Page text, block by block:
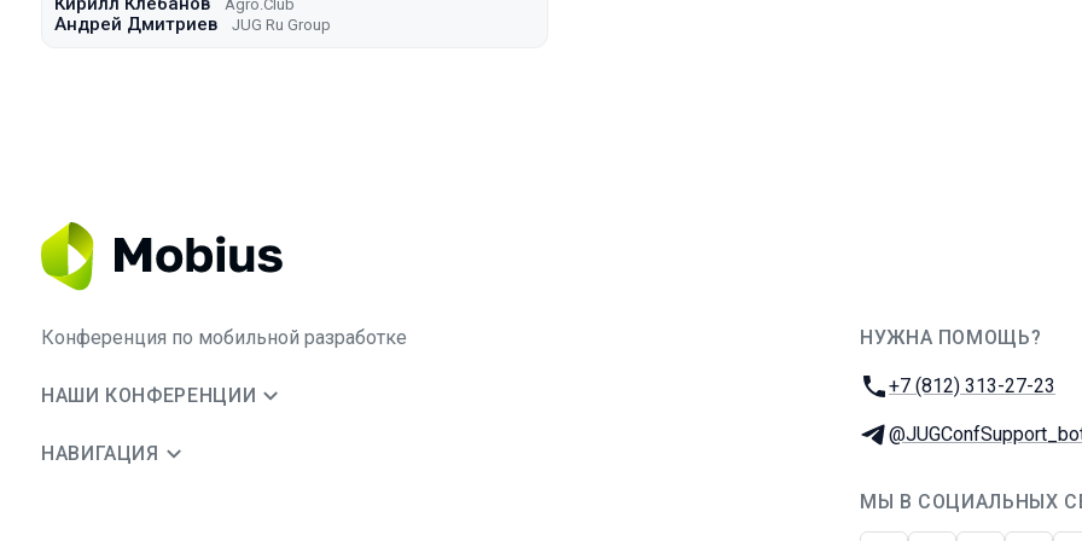
Agro.Сlub
Андрей Дмитриев JUG Ru Group
Конференция по мобильной разработке
НАШИ КОНФЕРЕНЦИИ
НАВИГАЦИЯ
НУЖНА ПОМОЩЬ?
Телефон:
+7 (812) 313-27-23
Телеграм:
МЫ В СОЦИАЛЬНЫХ